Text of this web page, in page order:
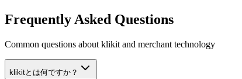
Frequently Asked Questions
Common questions about klikit and merchant technology
klikitとは何ですか？